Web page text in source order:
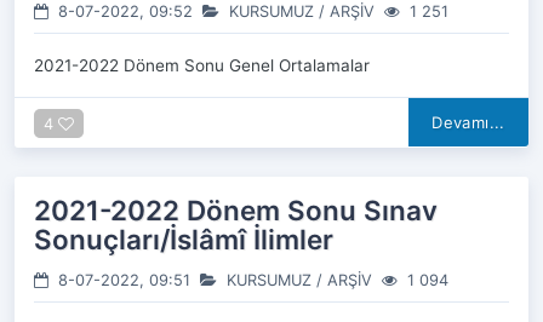
8-07-2022, 09:52 KURSUMUZ / ARŞİV 1 251
2021-2022 Dönem Sonu Genel Ortalamalar
4 Devamı...
2021-2022 Dönem Sonu Sınav
Sonuçları/İslâmî İlimler
8-07-2022, 09:51 KURSUMUZ / ARŞİV 1 094